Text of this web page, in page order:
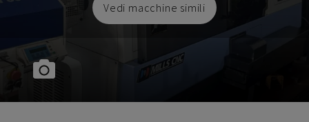
Vedi macchine simili